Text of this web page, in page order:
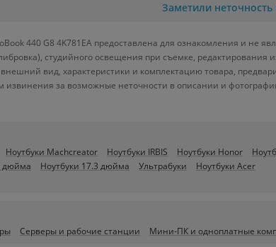
Заметили неточность
440 G8 4K781EA предоставлена для ознакомления и не
студийного освещения при съемке,
вид, характеристики и комплектацию товара,
извинения за возможные неточности в описании и
Ноутбуки Machcreator Ноутбуки IRBIS Ноутбуки Honor
дюйма Ноутбуки 17.3 дюйма Ультрабуки
Ноутбуки Acer
Серверы и рабочие станции Мини-ПК и одноплатные